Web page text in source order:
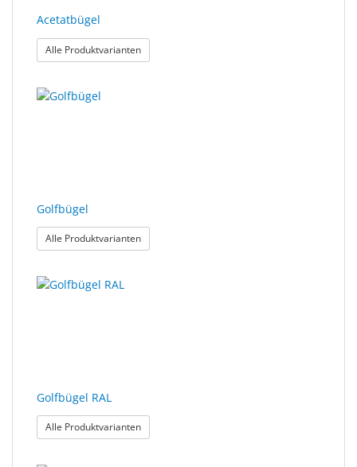
Acetatbügel
Alle Produktvarianten: Acetatbügel
Golfbügel
Alle Produktvarianten: Golfbügel
Golfbügel RAL
Alle Produktvarianten: Golfbügel RAL